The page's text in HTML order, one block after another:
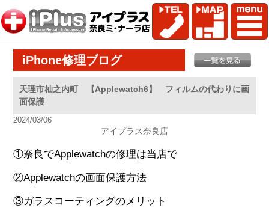
iPhone修理ブログ
天理市杣之内町 【Applewatch6】 フィルムの代わりに画
面保護
2024/03/06
アイプラス奈良店
①奈良でApplewatchの修理は当店で
②Applewatchの画面保護方法
③ガラスコーティングのメリット